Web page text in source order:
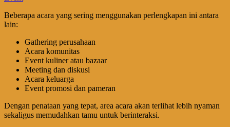
Beberapa acara yang sering menggunakan perlengkapan ini antara
lain:
Gathering perusahaan
Acara komunitas
Event kuliner atau bazaar
Meeting dan diskusi
Acara keluarga
Event promosi dan pameran
Dengan penataan yang tepat, area acara akan terlihat lebih nyaman
sekaligus memudahkan tamu untuk berinteraksi.